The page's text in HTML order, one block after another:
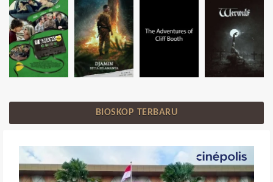
BIOSKOP TERBARU